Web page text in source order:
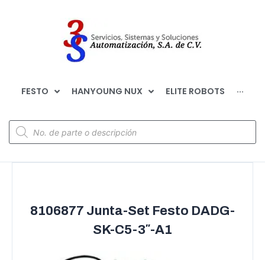
FESTO HANYOUNG NUX ELITE ROBOTS ···
8106877 Junta-Set Festo DADG-
SK-C5-3″-A1